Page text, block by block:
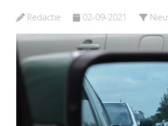
Redactie 02-09-2021